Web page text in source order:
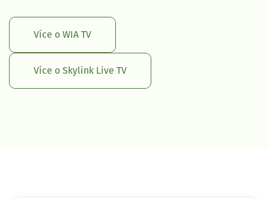
Více o WIA TV
Více o Skylink Live TV